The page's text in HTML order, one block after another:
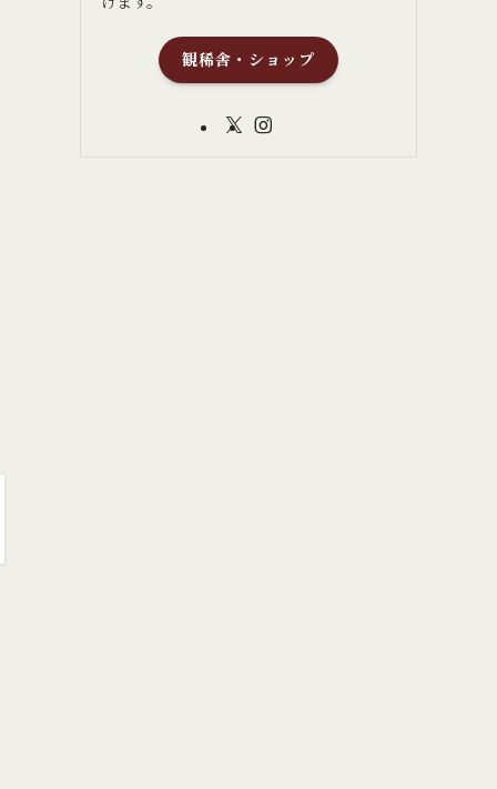
観稀舎・ショップ